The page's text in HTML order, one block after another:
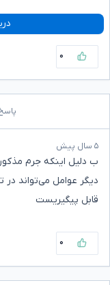
۰
۵ سال پیش
ب دلیل اینکه جرم
دیگر عوامل می‌تواند
قابل پیگیریست
۰